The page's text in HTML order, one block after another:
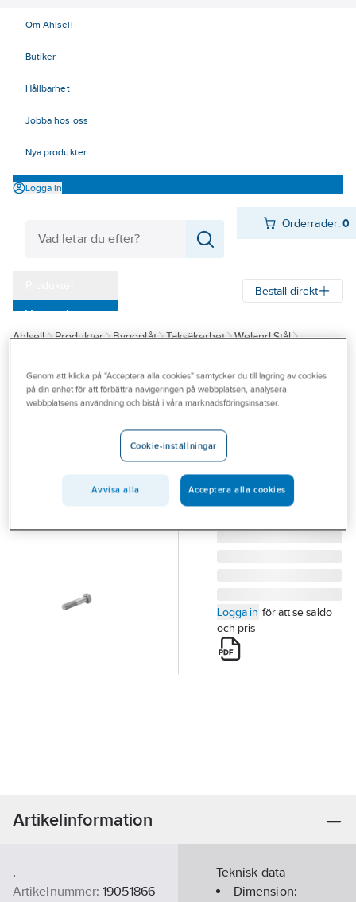
Om Ahlsell
Butiker
Hållbarhet
Jobba hos oss
Nya produkter
Logga in
Orderrader:0
Varumärken
Kampanjer
Outlet
Branscher
Beställ direkt
Ahlsell Produkter Byggplåt Taksäkerhet
Weland Stål
WELAND
Bult, Weland
Stål
BULT M10X50 MM
RFR ( XBU1050 )
Artikelnummer:
XBU1050
Logga in för att se saldo
och pris
Artikelinformation
.
Artikelnummer: 19051866
Teknisk data
Dimension:
Genom att klicka på "Acceptera alla cookies" samtycker du till lagring av cookies
på din enhet för att förbättra navigeringen på webbplatsen, analysera
webbplatsens användning och bistå i våra marknadsföringsinsatser.
Cookie-inställningar
Avvisa alla Acceptera alla cookies